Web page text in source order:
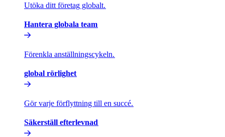
Utöka ditt företag globalt.​​
Hantera globala team​​
Förenkla anställningscykeln.​​
global rörlighet​​
Gör varje förflyttning till en succé.​​
Säkerställ efterlevnad​​